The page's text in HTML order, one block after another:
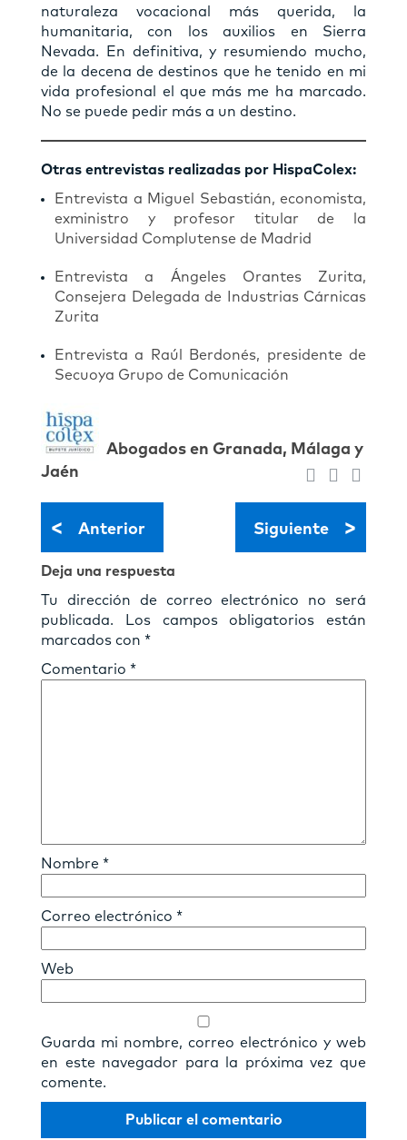
naturaleza vocacional más querida, la
humanitaria, con los auxilios en Sierra
Nevada. En definitiva, y resumiendo mucho,
de la decena de destinos que he tenido en mi
vida profesional el que más me ha marcado.
No se puede pedir más a un destino.
Otras entrevistas realizadas por HispaColex:
Entrevista a Miguel Sebastián, economista,
exministro y profesor titular de la
Universidad Complutense de Madrid
Entrevista a Ángeles Orantes Zurita,
Consejera Delegada de Industrias Cárnicas
Zurita
Entrevista a Raúl Berdonés, presidente de
Secuoya Grupo de Comunicación
Abogados en Granada, Málaga y
Jaén
< Anterior Siguiente >
Deja una respuesta
Tu dirección de correo electrónico no será
publicada.
Los campos obligatorios están
marcados con *
Comentario *
Nombre *
Correo electrónico *
Web
Guarda mi nombre, correo electrónico y web
en este navegador para la próxima vez que
comente.